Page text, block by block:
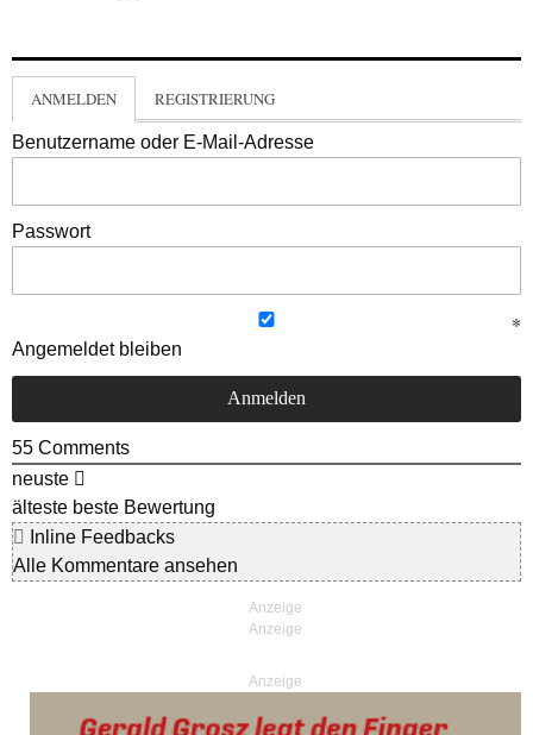
ANMELDEN REGISTRIERUNG
Benutzername oder E-Mail-Adresse
Passwort
Angemeldet bleiben
55 Comments
neuste
älteste beste Bewertung
Inline Feedbacks
Alle Kommentare ansehen
Anzeige